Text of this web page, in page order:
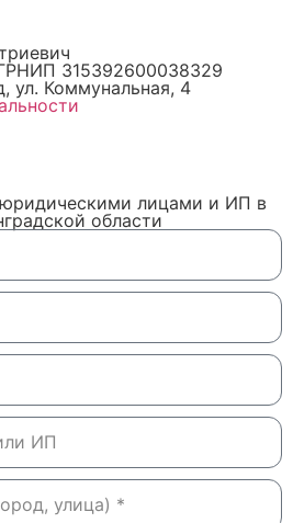
315392600038329
ул. Коммунальная, 4
лицами и ИП в
области